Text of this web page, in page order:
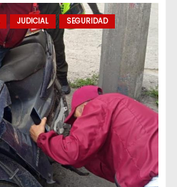
JUDICIAL SEGURIDAD